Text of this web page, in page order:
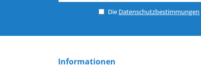
Die Datenschutzbestimmungen
Informationen